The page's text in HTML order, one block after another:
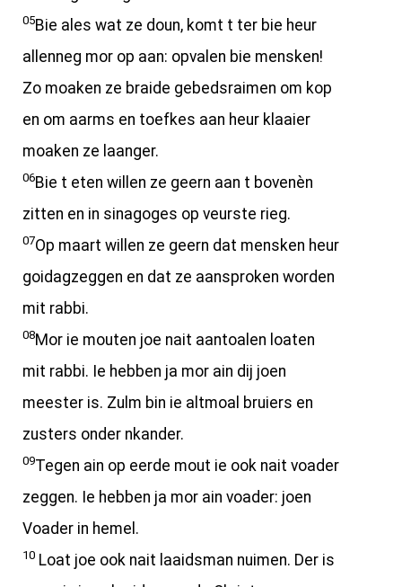
05Bie ales wat ze doun, komt t ter bie heur
allenneg mor op aan: opvalen bie mensken!
Zo moaken ze braide gebedsraimen om kop
en om aarms en toefkes aan heur klaaier
moaken ze laanger.
06Bie t eten willen ze geern aan t bovenèn
zitten en in sinagoges op veurste rieg.
07Op maart willen ze geern dat mensken heur
goidagzeggen en dat ze aansproken worden
mit rabbi.
08Mor ie mouten joe nait aantoalen loaten
mit rabbi. Ie hebben ja mor ain dij joen
meester is. Zulm bin ie altmoal bruiers en
zusters onder nkander.
09Tegen ain op eerde mout ie ook nait voader
zeggen. Ie hebben ja mor ain voader: joen
Voader in hemel.
10 Loat joe ook nait laaidsman nuimen. Der is